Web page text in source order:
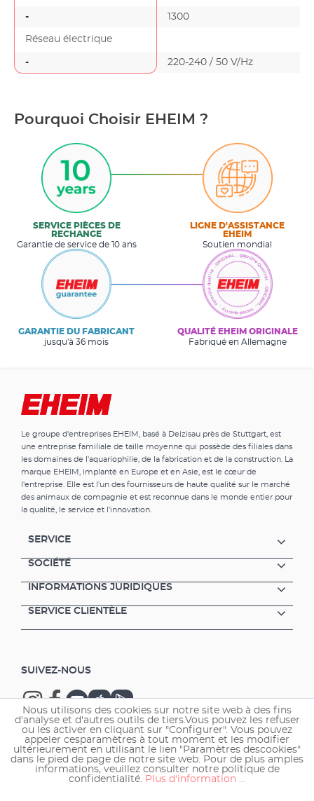
- 1300
Réseau électrique
- 220-240 / 50 V/Hz
Pourquoi Choisir EHEIM ?
SERVICE PIÈCES DE
RECHANGE
Garantie de service de 10 ans
LIGNE D'ASSISTANCE
EHEIM
Soutien mondial
GARANTIE DU FABRICANT
jusqu'à 36 mois
QUALITÉ EHEIM ORIGINALE
Fabriqué en Allemagne
Le groupe d'entreprises EHEIM, basé à Deizisau près de Stuttgart, est
une entreprise familiale de taille moyenne qui possède des filiales dans
les domaines de l'aquariophilie, de la fabrication et de la construction. La
marque EHEIM, implanté en Europe et en Asie, est le cœur de
l'entreprise. Elle est l'un des fournisseurs de haute qualité sur le marché
des animaux de compagnie et est reconnue dans le monde entier pour
la qualité, le service et l'innovation.
SERVICE
SOCIÉTÉ
INFORMATIONS JURIDIQUES
SERVICE CLIENTÈLE
SUIVEZ-NOUS
Copyright © 2026 EHEIM GmbH & Co. KG.
Nous utilisons des cookies sur notre site web à des fins
d'analyse et d'autres outils de tiers.Vous pouvez les refuser
ou les activer en cliquant sur "Configurer". Vous pouvez
appeler cesparamètres à tout moment et les modifier
ultérieurement en utilisant le lien "Paramètres descookies"
dans le pied de page de notre site web. Pour de plus amples
informations, veuillez consulter notre politique de
confidentialité. Plus d'information ...